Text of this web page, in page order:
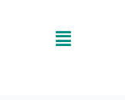
القائمة